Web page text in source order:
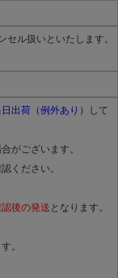
ル扱いといたします。
出荷（例外あり）
して
がございます。
ください。
認後の発送 となります。
。